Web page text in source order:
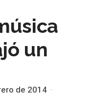
un
de 2014